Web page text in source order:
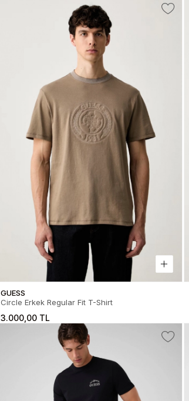
GUESS
Circle Erkek Regular Fit T-Shirt
3.000,00 TL